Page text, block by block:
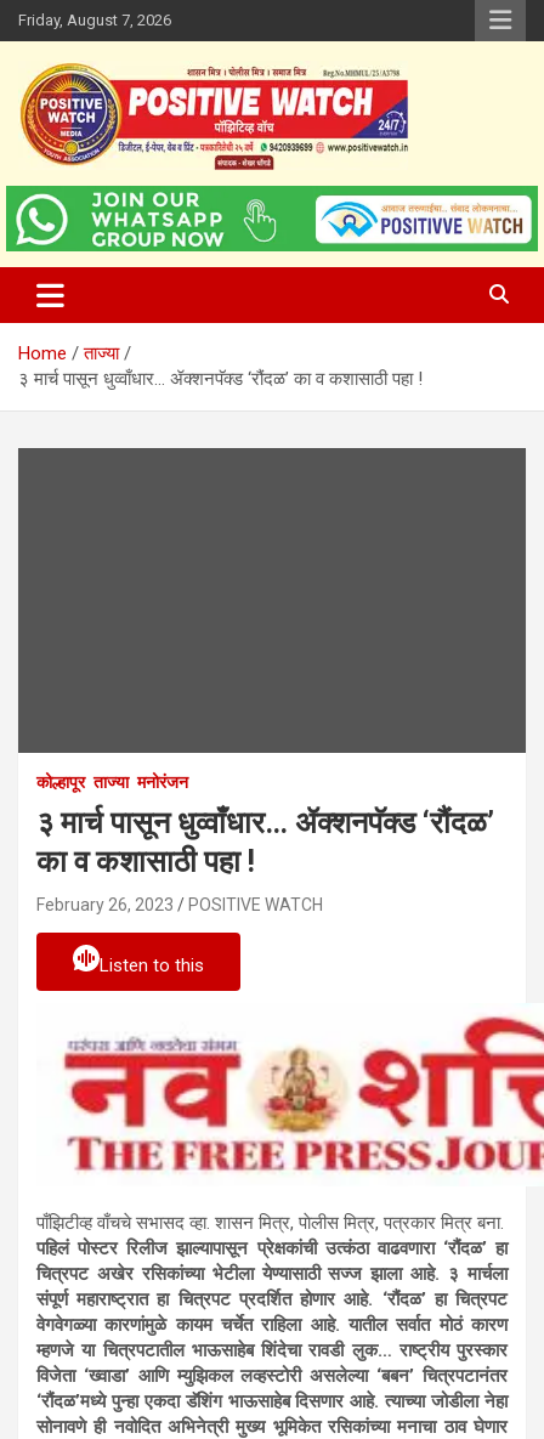
Skip
to
content
Friday, August 7, 2026
Positive Watch
www.positivewatch.in
Home
ताज्या
३ मार्च पासून धुव्वाँधार… ॲक्शनपॅक्ड ‘रौंदळ’ का व कशासाठी पहा !
कोल्हापूर ताज्या मनोरंजन
३ मार्च पासून धुव्वाँधार… ॲक्शनपॅक्ड ‘रौंदळ’
का व कशासाठी पहा !
February 26, 2023 POSITIVE WATCH
Listen to this
पाँझिटीव्ह वाँचचे सभासद व्हा. शासन मित्र, पाेलीस मित्र, पत्रकार मित्र बना.
पहिलं पोस्टर रिलीज झाल्यापासून प्रेक्षकांची उत्कंठा वाढवणारा ‘रौंदळ’ हा
चित्रपट अखेर रसिकांच्या भेटीला येण्यासाठी सज्ज झाला आहे. ३ मार्चला
संपूर्ण महाराष्ट्रात हा चित्रपट प्रदर्शित होणार आहे. ‘रौंदळ’ हा चित्रपट
वेगवेगळ्या कारणांमुळे कायम चर्चेत राहिला आहे. यातील सर्वात मोठं कारण
म्हणजे या चित्रपटातील भाऊसाहेब शिंदेचा रावडी लुक… राष्ट्रीय पुरस्कार
विजेता ‘ख्वाडा’ आणि म्युझिकल लव्हस्टोरी असलेल्या ‘बबन’ चित्रपटानंतर
‘रौंदळ’मध्ये पुन्हा एकदा डॅशिंग भाऊसाहेब दिसणार आहे. त्याच्या जोडीला नेहा
सोनावणे ही नवोदित अभिनेत्री मुख्य भूमिकेत रसिकांच्या मनाचा ठाव घेणार